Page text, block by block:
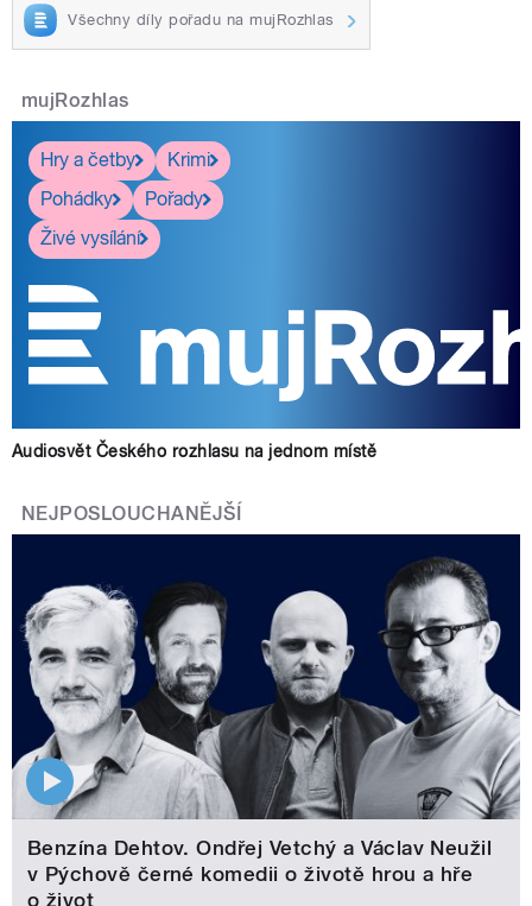
Všechny díly pořadu na mujRozhlas
mujRozhlas
Hry a četby
Krimi
Pohádky
Pořady
Živé vysílání
Audiosvět Českého rozhlasu na jednom místě
NEJPOSLOUCHANĚJŠÍ
Benzína Dehtov. Ondřej Vetchý a Václav Neužil
v Pýchově černé komedii o životě hrou a hře
o život